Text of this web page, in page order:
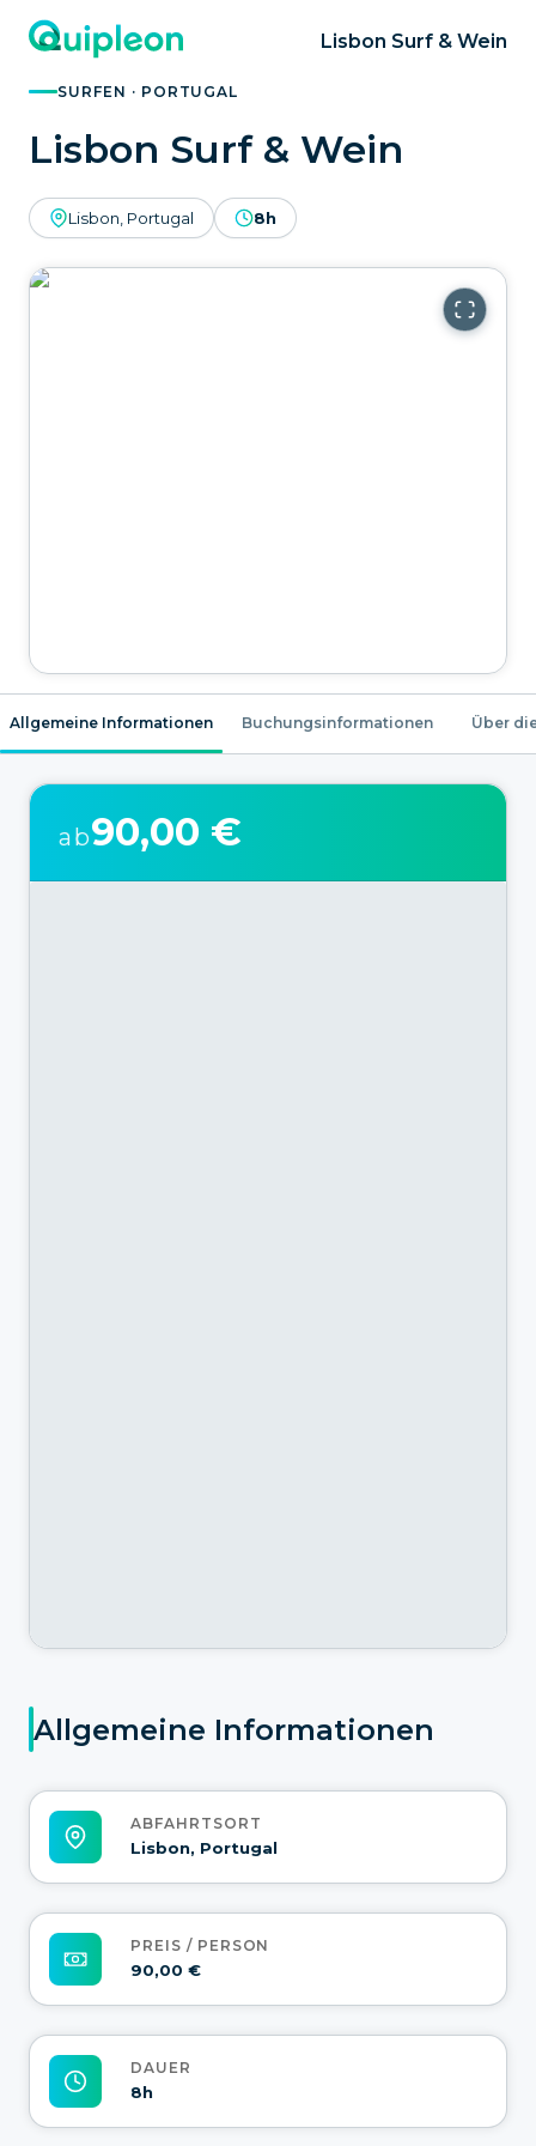
Lisbon Surf & Wein
SURFEN · PORTUGAL
Lisbon Surf & Wein
Lisbon, Portugal 8h
Allgemeine Informationen Buchungsinformationen Über
Allgemeine Informationen
ABFAHRTSORT
Lisbon, Portugal
PREIS / PERSON
90,00 €
DAUER
8h
ab90,00 €